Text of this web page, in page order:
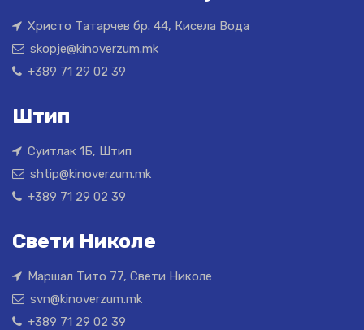
Христо Татарчев бр. 44, Кисела Вода
skopje@kinoverzum.mk
+389 71 29 02 39
Штип
Суитлак 1Б, Штип
shtip@kinoverzum.mk
+389 71 29 02 39
Свети Николе
Маршал Тито 77, Свети Николе
svn@kinoverzum.mk
+389 71 29 02 39